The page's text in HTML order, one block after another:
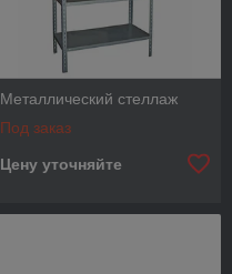
Металлический стеллаж
Под заказ
Цену уточняйте